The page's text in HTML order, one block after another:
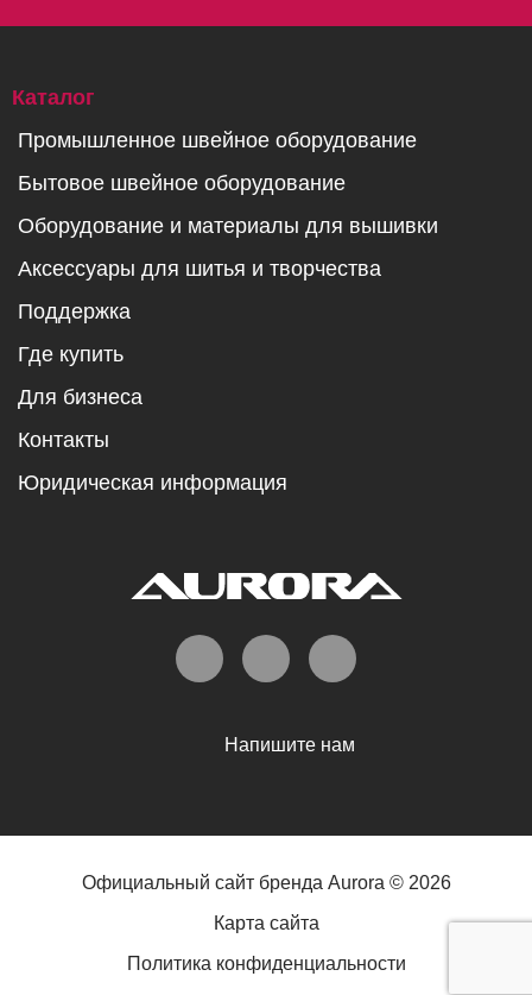
Напишите нам
Каталог
Промышленное швейное оборудование
Бытовое швейное оборудование
Оборудование и материалы для вышивки
Аксессуары для шитья и творчества
Поддержка
Где купить
Для бизнеса
Контакты
Юридическая информация
Официальный сайт бренда Aurora © 2026
Карта сайта
Политика конфиденциальности